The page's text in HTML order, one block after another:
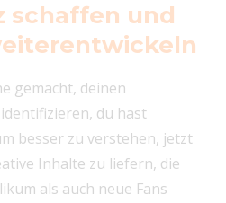
schaffen und
gemacht, deinen
du hast
besser zu verstehen, jetzt
Inhalte zu liefern, die
als auch neue Fans